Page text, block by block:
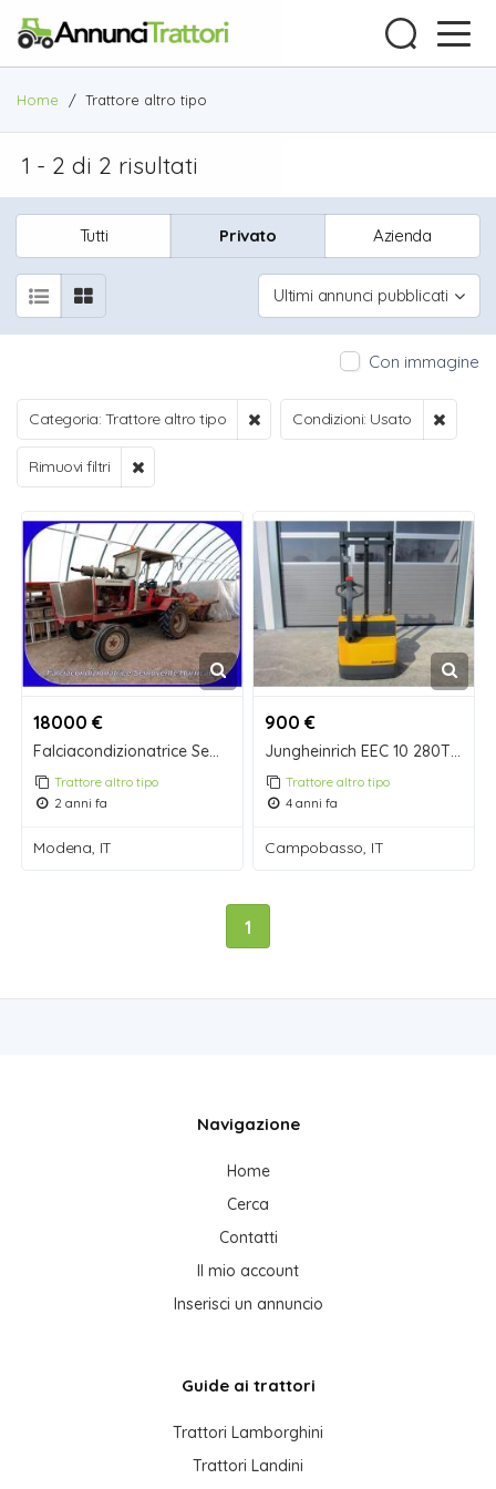
Home / Trattore altro tipo
1 - 2 di 2 risultati
Tutti Privato Azienda
Ultimi annunci pubblicati
Con immagine
Categoria: Trattore altro tipo Condizioni: Usato
Rimuovi filtri
18000 €
Trattore altro tipo
2 anni fa
Modena, IT
900 €
Trattore altro tipo
4 anni fa
Campobasso, IT
1
Navigazione
Home
Cerca
Contatti
Il mio account
Inserisci un annuncio
Guide ai trattori
Trattori Lamborghini
Trattori Landini